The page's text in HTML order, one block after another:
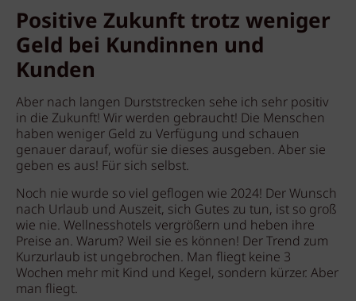
Positive Zukunft trotz weniger
Geld bei Kundinnen und
Kunden
Aber nach langen Durststrecken sehe ich sehr positiv
in die Zukunft! Wir werden gebraucht! Die Menschen
haben weniger Geld zu Verfügung und schauen
genauer darauf, wofür sie dieses ausgeben. Aber sie
geben es aus! Für sich selbst.
Noch nie wurde so viel geflogen wie 2024! Der Wunsch
nach Urlaub und Auszeit, sich Gutes zu tun, ist so groß
wie nie. Wellnesshotels vergrößern und heben ihre
Preise an. Warum? Weil sie es können! Der Trend zum
Kurzurlaub ist ungebrochen. Man fliegt keine 3
Wochen mehr mit Kind und Kegel, sondern kürzer. Aber
man fliegt.